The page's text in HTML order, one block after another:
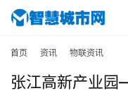
首页 资讯 物联资讯
张江高新产业